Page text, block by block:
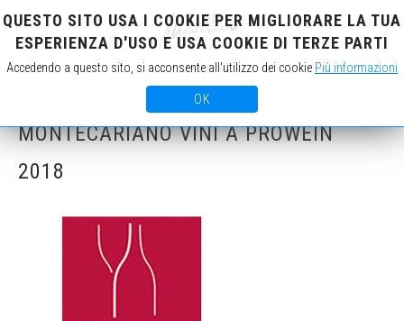
IT EN
MONTECARIANO VINI A PROWEIN
2018
QUESTO SITO USA I COOKIE PER MIGLIORARE LA TUA
ESPERIENZA D'USO E USA COOKIE DI TERZE PARTI
Accedendo a questo sito, si acconsente all'utilizzo dei cookie Più informazioni
OK